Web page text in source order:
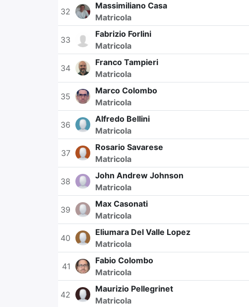
32
Massimiliano Casa
Matricola
33
Fabrizio Forlini
Matricola
34
Franco Tampieri
Matricola
35
Marco Colombo
Matricola
36
Alfredo Bellini
Matricola
37
Rosario Savarese
Matricola
38
John Andrew Johnson
Matricola
39
Max Casonati
Matricola
40
Eliumara Del Valle Lopez
Matricola
41
Fabio Colombo
Matricola
42
Maurizio Pellegrinet
Matricola